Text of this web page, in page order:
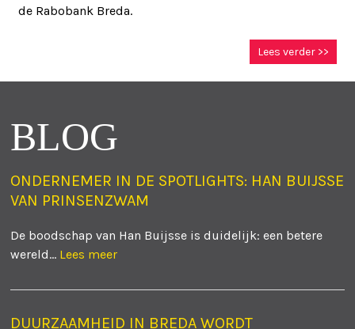
de Rabobank Breda.
Lees verder >>
BLOG
ONDERNEMER IN DE SPOTLIGHTS: HAN BUIJSSE
VAN PRINSENZWAM
De boodschap van Han Buijsse is duidelijk: een betere
wereld... Lees meer
DUURZAAMHEID IN BREDA WORDT